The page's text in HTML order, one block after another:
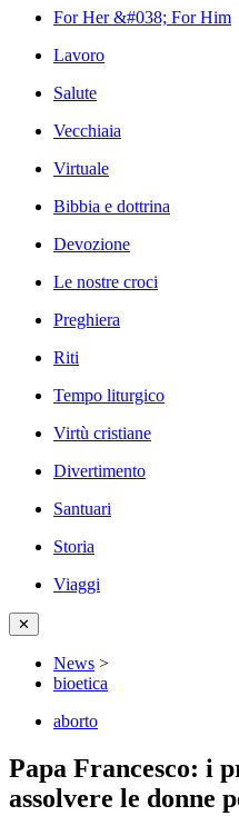
For Her &#038; For Him
Lavoro
Salute
Vecchiaia
Virtuale
Bibbia e dottrina
Devozione
Le nostre croci
Preghiera
Riti
Tempo liturgico
Virtù cristiane
Divertimento
Santuari
Storia
Viaggi
✕
News >
bioetica
aborto
Papa Francesco: i
assolvere le donne